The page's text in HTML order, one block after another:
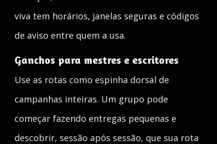
viva tem horários, janelas seguras e códigos
de aviso entre quem a usa.
Ganchos para mestres e escritores
Use as rotas como espinha dorsal de
campanhas inteiras. Um grupo pode
começar fazendo entregas pequenas e
descobrir, sessão após sessão, que sua rota